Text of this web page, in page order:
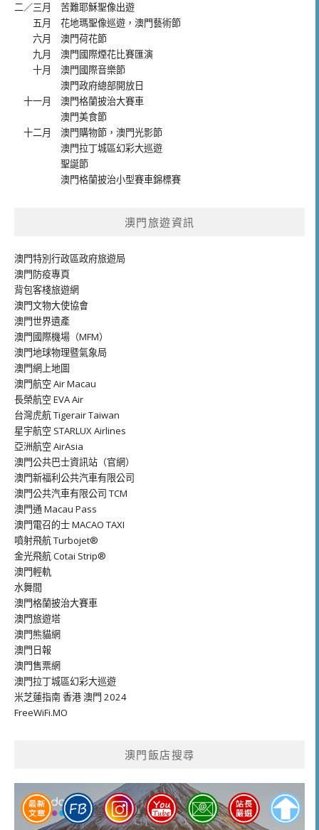
二／三月 苦難耶穌聖像出遊
五月 花地瑪聖像巡遊 ， 澳門藝術節
六月 澳門荷花節
九月 澳門國際煙花比賽匯演
十月 澳門國際音樂節
澳門政府總部開放日
十一月 澳門格蘭披治大賽車
澳門美食節
十二月 澳門購物節 ， 澳門光影節
澳門拉丁城區幻彩大巡遊
聖誕節
澳門格蘭披治小型賽車錦標賽
澳門旅遊資訊
澳門特別行政區政府旅遊局
澳門防疫專頁
背包客棧旅遊網
澳門文物大使協會
澳門世界遺產
澳門國際機場（MFM）
澳門地球物理暨氣象局
澳門網上地圖
澳門航空 Air Macau
長榮航空 EVA Air
台灣虎航 Tigerair Taiwan
星宇航空 STARLUX Airlines
亞洲航空 AirAsia
澳門公共巴士資訊站（官網）
澳門新福利公共汽車有限公司
澳門公共汽車有限公司 TCM
澳門通 Macau Pass
澳門電召的士 MACAO TAXI
噴射飛航 Turbojet®
金光飛航 Cotai Strip®
澳門輕軌
水舞間
澳門格蘭披治大賽車
澳門旅遊塔
澳門熊貓網
澳門日報
澳門售票網
澳門拉丁城區幻彩大巡遊
米芝蓮指南 香港 澳門 2024
FreeWiFi.MO
澳門飯店搜尋